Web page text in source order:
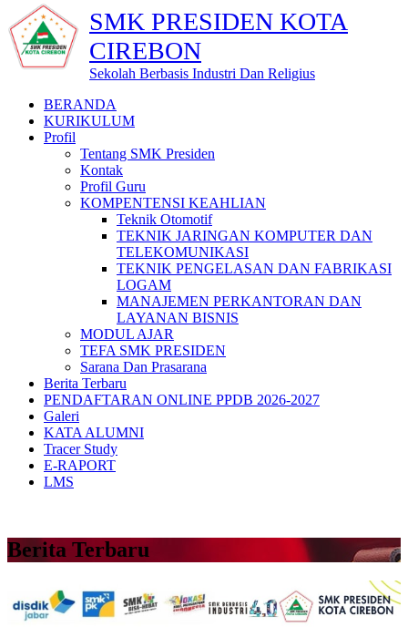
SMK PRESIDEN KOTA
CIREBON
Sekolah Berbasis Industri Dan Religius
BERANDA
KURIKULUM
Profil
Tentang SMK Presiden
Kontak
Profil Guru
KOMPENTENSI KEAHLIAN
Teknik Otomotif
TEKNIK JARINGAN KOMPUTER DAN
TELEKOMUNIKASI
TEKNIK PENGELASAN DAN FABRIKASI
LOGAM
MANAJEMEN PERKANTORAN DAN
LAYANAN BISNIS
MODUL AJAR
TEFA SMK PRESIDEN
Sarana Dan Prasarana
Berita Terbaru
PENDAFTARAN ONLINE PPDB 2026-2027
Galeri
KATA ALUMNI
Tracer Study
E-RAPORT
LMS
Berita Terbaru